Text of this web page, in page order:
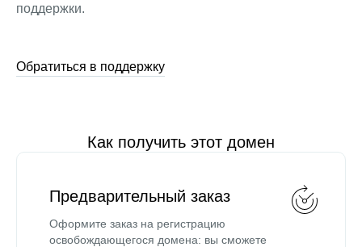
поддержки.
Обратиться в поддержку
Как получить этот домен
Предварительный заказ
Оформите заказ на регистрацию
освобождающегося домена: вы сможете